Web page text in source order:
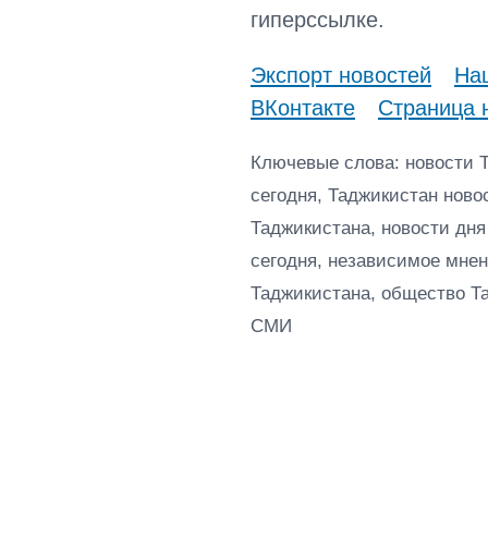
гиперссылке.
Экспорт новостей
ВКонтакте
Страница
Ключевые слова: новости
сегодня, Таджикистан
Таджикистана, новости
сегодня, независимое
Таджикистана, общество
СМИ